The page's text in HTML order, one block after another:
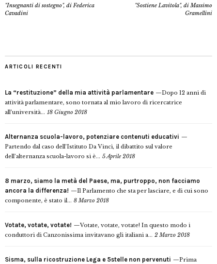
"Insegnanti di sostegno", di Federica
Cavadini
"Sostiene Lavitola", di Massimo
Gramellini
ARTICOLI RECENTI
La “restituzione” della mia attività parlamentare
Dopo 12 anni di
attività parlamentare, sono tornata al mio lavoro di ricercatrice
all’università... 18 Giugno 2018
Alternanza scuola-lavoro, potenziare contenuti educativi
Partendo dal caso dell’Istituto Da Vinci, il dibattito sul valore
dell’alternanza scuola-lavoro si è... 5 Aprile 2018
8 marzo, siamo la metà del Paese, ma, purtroppo, non facciamo
ancora la differenza!
Il Parlamento che sta per lasciare, e di cui sono
componente, è stato il... 8 Marzo 2018
Votate, votate, votate!
Votate, votate, votate! In questo modo i
conduttori di Canzonissima invitavano gli italiani a... 2 Marzo 2018
Sisma, sulla ricostruzione Lega e 5stelle non pervenuti
Prima